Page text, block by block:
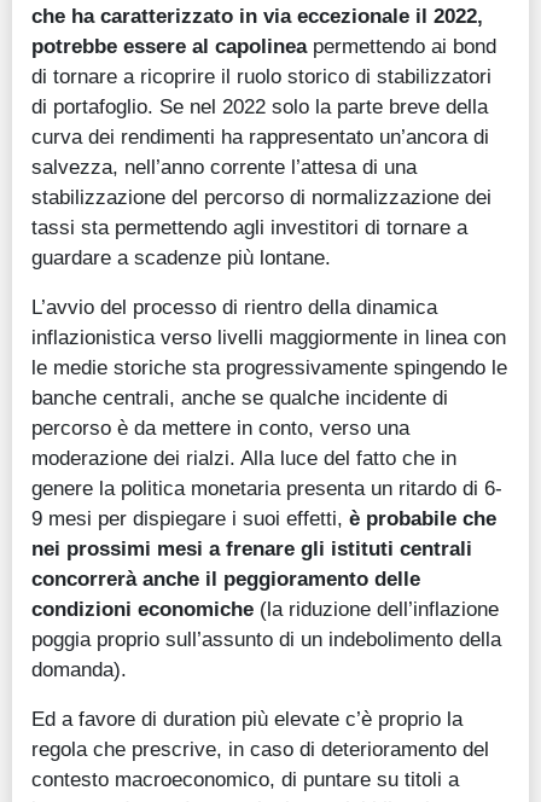
che ha caratterizzato in via eccezionale il 2022,
potrebbe essere al capolinea permettendo ai bond
di tornare a ricoprire il ruolo storico di stabilizzatori
di portafoglio. Se nel 2022 solo la parte breve della
curva dei rendimenti ha rappresentato un’ancora di
salvezza, nell’anno corrente l’attesa di una
stabilizzazione del percorso di normalizzazione dei
tassi sta permettendo agli investitori di tornare a
guardare a scadenze più lontane.
L’avvio del processo di rientro della dinamica
inflazionistica verso livelli maggiormente in linea con
le medie storiche sta progressivamente spingendo le
banche centrali, anche se qualche incidente di
percorso è da mettere in conto, verso una
moderazione dei rialzi. Alla luce del fatto che in
genere la politica monetaria presenta un ritardo di 6-
9 mesi per dispiegare i suoi effetti, è probabile che
nei prossimi mesi a frenare gli istituti centrali
concorrerà anche il peggioramento delle
condizioni economiche (la riduzione dell’inflazione
poggia proprio sull’assunto di un indebolimento della
domanda).
Ed a favore di duration più elevate c’è proprio la
regola che prescrive, in caso di deterioramento del
contesto macroeconomico, di puntare su titoli a